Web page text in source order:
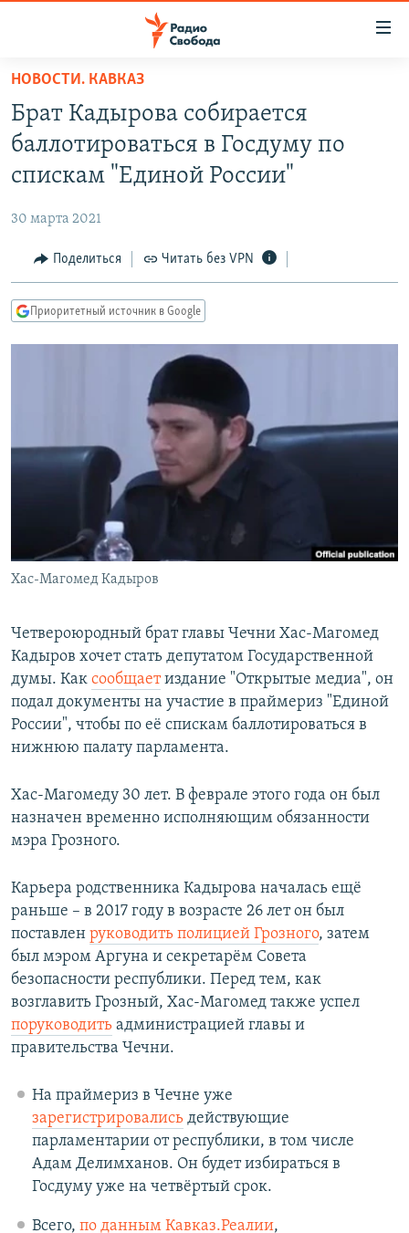
упрощенного
доступа
Вернуться
основному
Вернутся
Вернутся
ПОДКАСТЫ
АВТОРСКИЕ ПРОЕКТЫ
МНЕНИЯ
КУЛЬТУРА
КАВКАЗ.РЕАЛИИ
РАСПИСАНИЕ ВЕЩАНИЯ
ПОДПИШИТЕСЬ НА РАССЫЛКУ
СОЦИАЛЬНЫЕ СЕТИ
Все сайты РСЕ/РС
НОВОСТИ. КАВКАЗ
Брат Кадырова собирается
баллотироваться в Госдуму по
спискам "Единой России"
30 марта 2021
Поделиться Читать без VPN
Приоритетный источник в Google
Хас-Магомед Кадыров
Четвероюродный брат главы Чечни Хас-Магомед
Кадыров хочет стать депутатом Государственной
думы. Как сообщаетиздание "Открытые медиа", он
подал документы на участие в праймериз "Единой
России", чтобы по её спискам баллотироваться в
нижнюю палату парламента.
Хас-Магомеду 30 лет. В феврале этого года он был
назначен временно исполняющим обязанности
мэра Грозного.
Карьера родственника Кадырова началась ещё
раньше – в 2017 году в возрасте 26 лет он был
поставлен руководить полицией Грозного, затем
был мэром Аргуна и секретарём Совета
безопасности республики. Перед тем, как
возглавить Грозный, Хас-Магомед также успел
поруководить администрацией главы и
правительства Чечни.
На праймериз в Чечне уже
зарегистрировалисьдействующие
парламентарии от республики, в том числе
Адам Делимханов. Он будет избираться в
Госдуму уже на четвёртый срок.
Всего, по данным Кавказ.Реалии,